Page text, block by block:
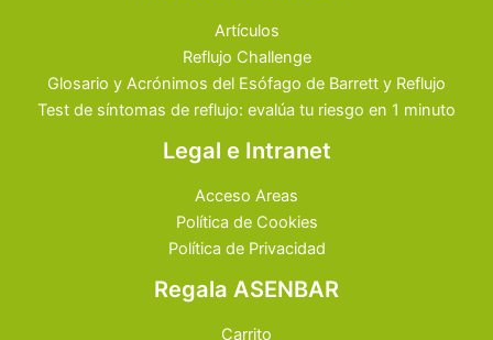
Artículos
Reflujo Challenge
Glosario y Acrónimos del Esófago de Barrett y Reflujo
Test de síntomas de reflujo: evalúa tu riesgo en 1 minuto
Legal e Intranet
Acceso Areas
Política de Cookies
Política de Privacidad
Regala ASENBAR
Carrito